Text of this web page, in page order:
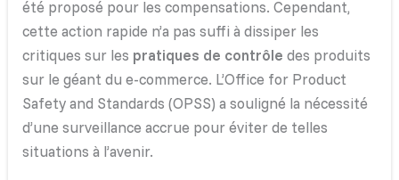
été proposé pour les compensations. Cependant,
cette action rapide n’a pas suffi à dissiper les
critiques sur les pratiques de contrôle des produits
sur le géant du e-commerce. L’Office for Product
Safety and Standards (OPSS) a souligné la nécessité
d’une surveillance accrue pour éviter de telles
situations à l’avenir.